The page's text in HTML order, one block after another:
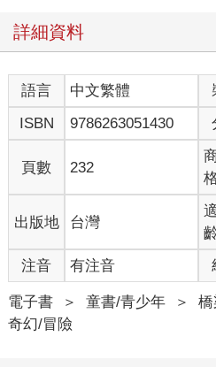
詳細資料
語言 中文繁體
ISBN
9786263051430
頁數 232
出版地 台灣
注音 有注音
電子書 ＞ 童書/青少年 ＞
奇幻/冒險